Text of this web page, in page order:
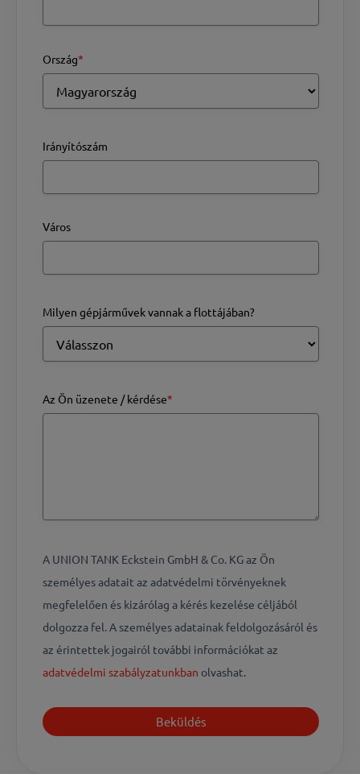
Ország*
Irányítószám
Város
Milyen gépjárművek vannak a flottájában?
Az Ön üzenete / kérdése*
A UNION TANK Eckstein GmbH & Co. KG az Ön
személyes adatait az adatvédelmi törvényeknek
megfelelően és kizárólag a kérés kezelése céljából
dolgozza fel. A személyes adatainak feldolgozásáról és
az érintettek jogairól további információkat az
adatvédelmi szabályzatunkban olvashat.